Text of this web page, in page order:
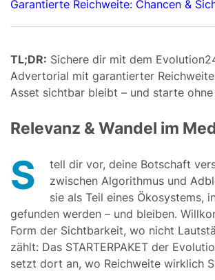
Garantierte Reichweite: Chancen &
TL;DR: Sichere dir mit dem
Advertorial mit garantierter
Asset sichtbar bleibt – und starte ohne
Relevanz & Wandel im
S
tell dir vor, deine Botschaft
zwischen Algorithmus und
sie als Teil eines Ökosystems,
gefunden werden – und bleiben.
Form der Sichtbarkeit, wo nicht
zählt: Das STARTERPAKET der
setzt dort an, wo Reichweite wirklich